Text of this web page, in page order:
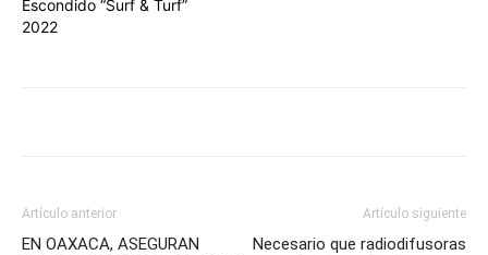
Escondido “Surf & Turf”
2022
Artículo anterior
EN OAXACA, ASEGURAN
Artículo siguiente
Necesario que radiodifusoras